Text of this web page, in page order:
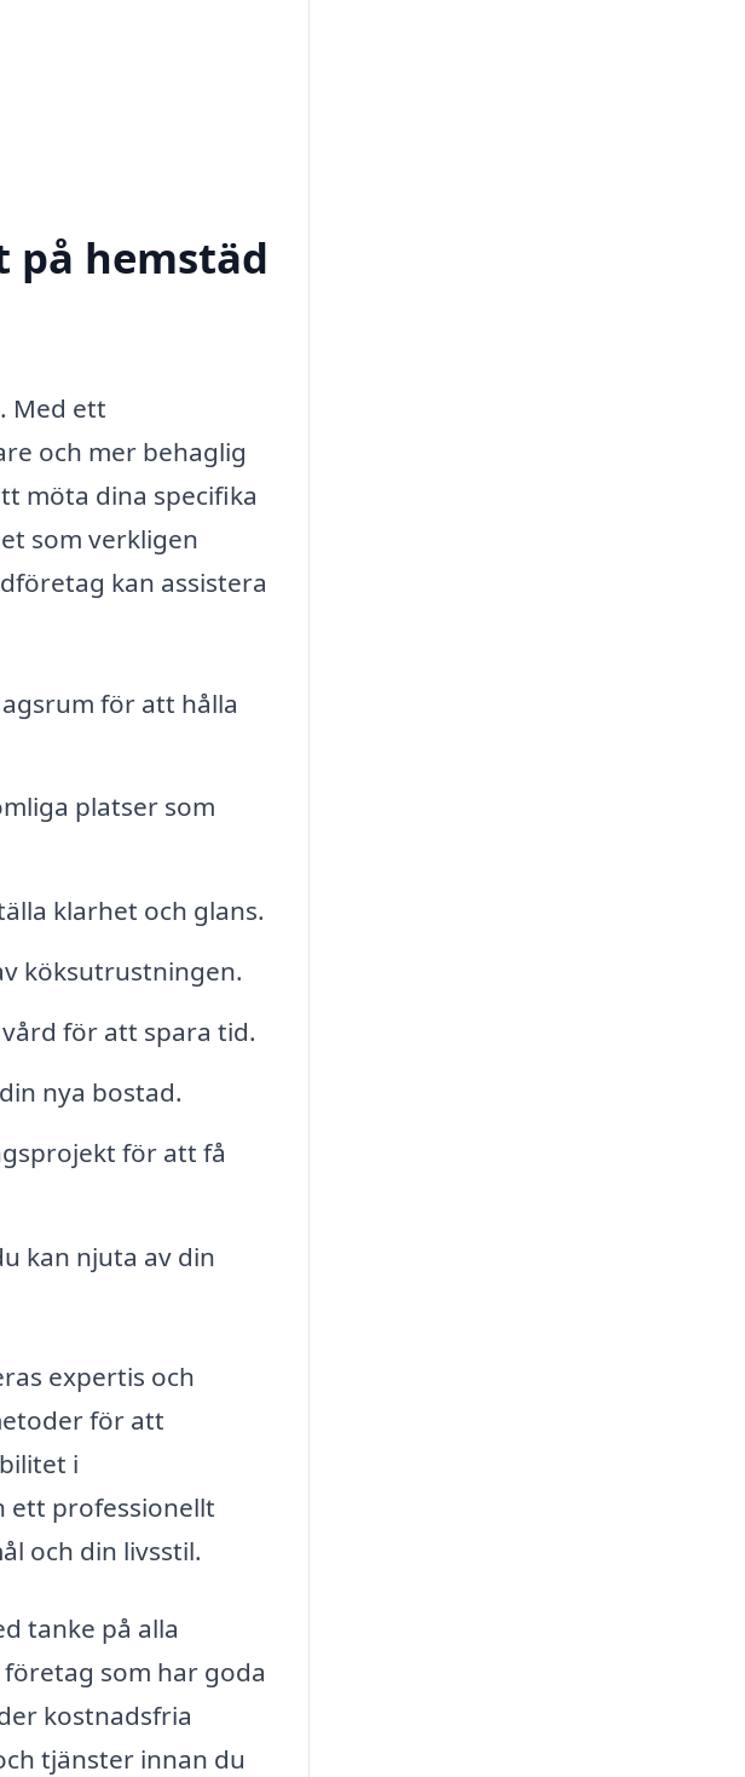
på hemstäd
Med ett
och mer behaglig
möta dina specifika
som verkligen
kan assistera
för att hålla
platser som
klarhet och glans.
köksutrustningen.
för att spara tid.
nya bostad.
för att få
kan njuta av din
expertis och
för att
i
ett professionellt
och din livsstil.
tanke på alla
som har goda
kostnadsfria
tjänster innan du